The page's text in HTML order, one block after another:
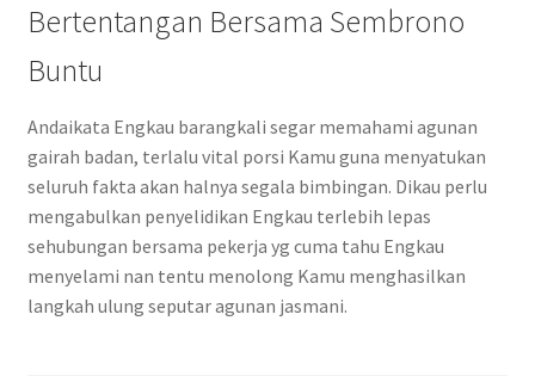
Bertentangan Bersama Sembrono
Buntu
Andaikata Engkau barangkali segar memahami agunan
gairah badan, terlalu vital porsi Kamu guna menyatukan
seluruh fakta akan halnya segala bimbingan. Dikau perlu
mengabulkan penyelidikan Engkau terlebih lepas
sehubungan bersama pekerja yg cuma tahu Engkau
menyelami nan tentu menolong Kamu menghasilkan
langkah ulung seputar agunan jasmani.